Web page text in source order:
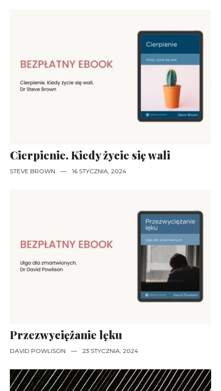
Cierpienie. Kiedy życie się wali
STEVE BROWN — 16 STYCZNIA, 2024
Przezwyciężanie lęku
DAVID POWLISON — 23 STYCZNIA, 2024